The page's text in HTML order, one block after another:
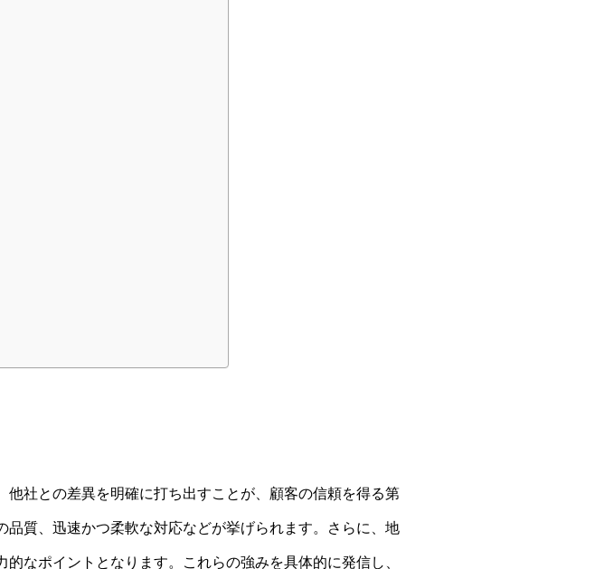
社との差異を明確に打ち出すことが、顧客の信頼を得る第
質、迅速かつ柔軟な対応などが挙げられます。さらに、地
なポイントとなります。これらの強みを具体的に発信し、